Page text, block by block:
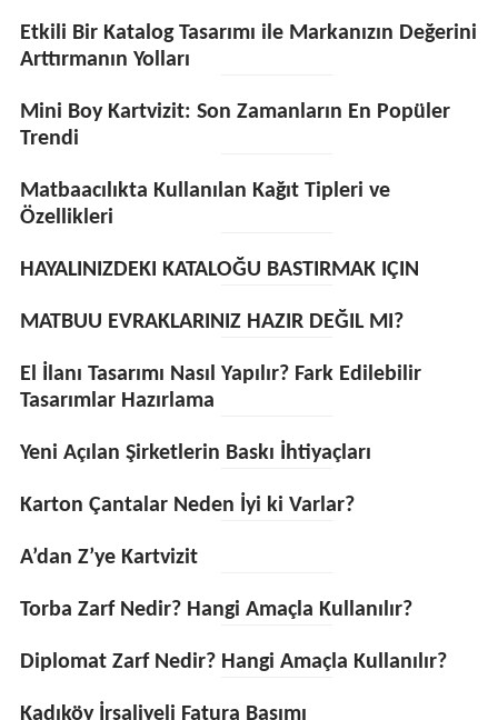
Etkili Bir Katalog Tasarımı ile Markanızın Değerini
Arttırmanın Yolları
Mini Boy Kartvizit: Son Zamanların En Popüler
Trendi
Matbaacılıkta Kullanılan Kağıt Tipleri ve
Özellikleri
HAYALINIZDEKI KATALOĞU BASTIRMAK IÇIN
MATBUU EVRAKLARINIZ HAZIR DEĞIL MI?
El İlanı Tasarımı Nasıl Yapılır? Fark Edilebilir
Tasarımlar Hazırlama
Yeni Açılan Şirketlerin Baskı İhtiyaçları
Karton Çantalar Neden İyi ki Varlar?
A’dan Z’ye Kartvizit
Torba Zarf Nedir? Hangi Amaçla Kullanılır?
Diplomat Zarf Nedir? Hangi Amaçla Kullanılır?
Kadıköy İrsaliyeli Fatura Basımı